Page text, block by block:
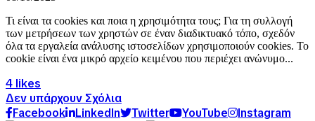
Τι είναι τα cookies και ποια η χρησιμότητα τους; Για τη συλλογή
των μετρήσεων των χρηστών σε έναν διαδικτυακό τόπο, σχεδόν
όλα τα εργαλεία ανάλυσης ιστοσελίδων χρησιμοποιούν cookies. Το
cookie είναι ένα μικρό αρχείο κειμένου που περιέχει ανώνυμο...
4 likes
Δεν υπάρχουν Σχόλια
Facebook
LinkedIn Twitter YouTube Instagram